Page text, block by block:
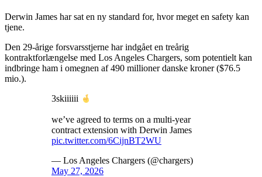
Derwin James har sat en ny standard for, hvor meget en safety kan
tjene.
Den 29-årige forsvarsstjerne har indgået en treårig
kontraktforlængelse med Los Angeles Chargers, som potentielt kan
indbringe ham i omegnen af 490 millioner danske kroner ($76.5
mio.).
3skiiiiii
we’ve agreed to terms on a multi-year
contract extension with Derwin James
pic.twitter.com/6CijnBT2WU
— Los Angeles Chargers (@chargers)
May 27, 2026